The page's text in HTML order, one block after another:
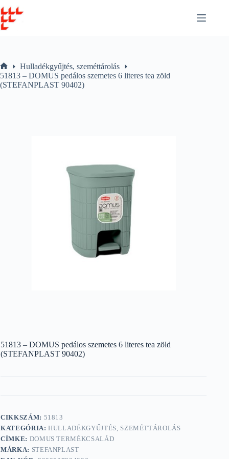
to
content
Home
Hulladékgyűjtés, szeméttárolás
51813 – DOMUS pedálos szemetes 6 literes tea zöld
(STEFANPLAST 90402)
51813 – DOMUS pedálos szemetes 6 literes tea zöld
(STEFANPLAST 90402)
CIKKSZÁM: 51813
KATEGÓRIA:HULLADÉKGYŰJTÉS, SZEMÉTTÁROLÁS
CÍMKE: DOMUS TERMÉKCSALÁD
MÁRKA: STEFANPLAST